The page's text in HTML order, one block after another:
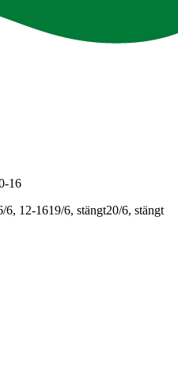
16
6, 12-1619/6, stängt20/6, stängt